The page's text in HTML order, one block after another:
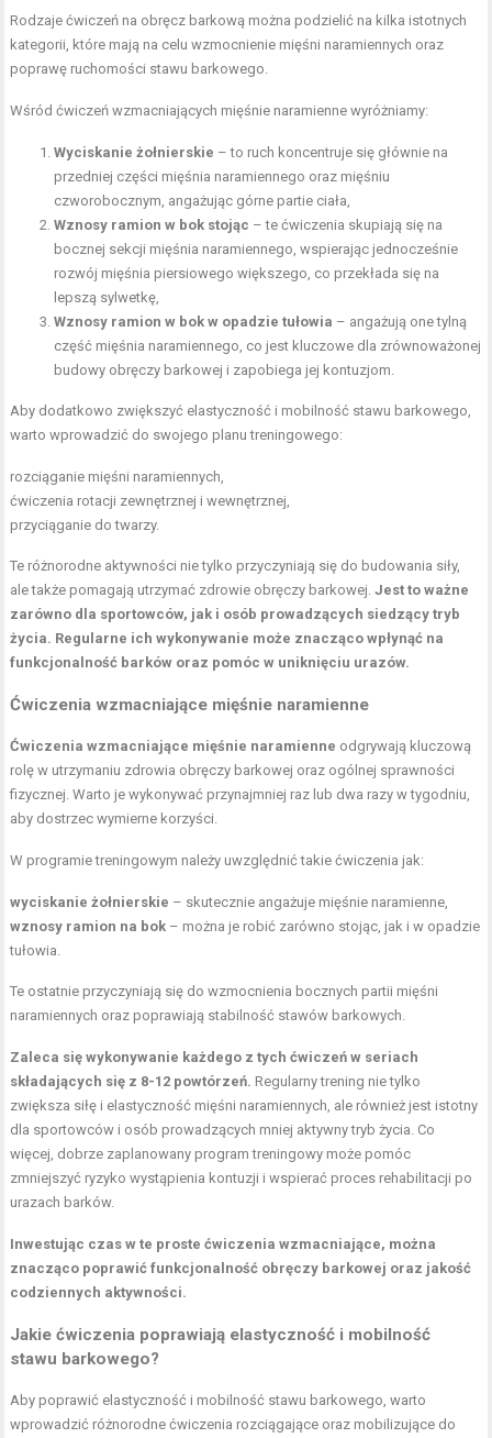
Rodzaje ćwiczeń na obręcz barkową można podzielić na kilka istotnych
kategorii, które mają na celu wzmocnienie mięśni naramiennych oraz
poprawę ruchomości stawu barkowego.
Wśród ćwiczeń wzmacniających mięśnie naramienne wyróżniamy:
Wyciskanie żołnierskie – to ruch koncentruje się głównie na
przedniej części mięśnia naramiennego oraz mięśniu
czworobocznym, angażując górne partie ciała,
Wznosy ramion w bok stojąc – te ćwiczenia skupiają się na
bocznej sekcji mięśnia naramiennego, wspierając jednocześnie
rozwój mięśnia piersiowego większego, co przekłada się na
lepszą sylwetkę,
Wznosy ramion w bok w opadzie tułowia – angażują one tylną
część mięśnia naramiennego, co jest kluczowe dla zrównoważonej
budowy obręczy barkowej i zapobiega jej kontuzjom.
Aby dodatkowo zwiększyć elastyczność i mobilność stawu barkowego,
warto wprowadzić do swojego planu treningowego:
rozciąganie mięśni naramiennych,
ćwiczenia rotacji zewnętrznej i wewnętrznej,
przyciąganie do twarzy.
Te różnorodne aktywności nie tylko przyczyniają się do budowania siły,
ale także pomagają utrzymać zdrowie obręczy barkowej.Jest to ważne
zarówno dla sportowców, jak i osób prowadzących siedzący tryb
życia. Regularne ich wykonywanie może znacząco wpłynąć na
funkcjonalność barków oraz pomóc w uniknięciu urazów.
Ćwiczenia wzmacniające mięśnie naramienne
Ćwiczenia wzmacniające mięśnie naramienne odgrywają kluczową
rolę w utrzymaniu zdrowia obręczy barkowej oraz ogólnej sprawności
fizycznej. Warto je wykonywać przynajmniej raz lub dwa razy w tygodniu,
aby dostrzec wymierne korzyści.
W programie treningowym należy uwzględnić takie ćwiczenia jak:
wyciskanie żołnierskie – skutecznie angażuje mięśnie naramienne,
wznosy ramion na bok – można je robić zarówno stojąc, jak i w opadzie
tułowia.
Te ostatnie przyczyniają się do wzmocnienia bocznych partii mięśni
naramiennych oraz poprawiają stabilność stawów barkowych.
Zaleca się wykonywanie każdego z tych ćwiczeń w seriach
składających się z 8-12 powtórzeń. Regularny trening nie tylko
zwiększa siłę i elastyczność mięśni naramiennych, ale również jest istotny
dla sportowców i osób prowadzących mniej aktywny tryb życia. Co
więcej, dobrze zaplanowany program treningowy może pomóc
zmniejszyć ryzyko wystąpienia kontuzji i wspierać proces rehabilitacji po
urazach barków.
Inwestując czas w te proste ćwiczenia wzmacniające, można
znacząco poprawić funkcjonalność obręczy barkowej oraz jakość
codziennych aktywności.
Jakie ćwiczenia poprawiają elastyczność i mobilność
stawu barkowego?
Aby poprawić elastyczność i mobilność stawu barkowego, warto
wprowadzić różnorodne ćwiczenia rozciągające oraz mobilizujące do